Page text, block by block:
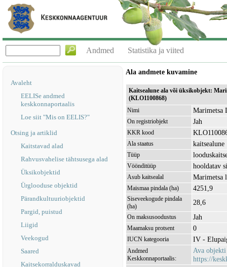
Andmed Statistika ja viited
Avaleht
EELISe andmed
keskkonnaportaalis
Loe siit "Mis on EELIS?"
Otsing ja artiklid
Kaitstavad alad
Rahvusvahelise tähtsusega alad
Üksikobjektid
Ürglooduse objektid
Pärandkultuuriobjektid
Pargid, puistud
Liigid
Veekogud
Saared
Kaitsekorralduskavad
Ala andmete kuvamine
Kaitsealune ala või üksikobjekt:
(KLO1100868)
Nimi
Marimetsa
On registriobjekt Jah
KKR kood
Ala staatus kaitsealune
Tüüp
Vöönditüüp hooldatav
Asub kaitsealal Marimetsa
Maismaa pindala (ha) 4251,9
Siseveekogude pindala
(ha)
28,6
On maksusoodustus Jah
Maamaksu protsent 0
IUCN kategooria IV -
Andmed
Keskkonnaportaalis:
Ava objekti
https://